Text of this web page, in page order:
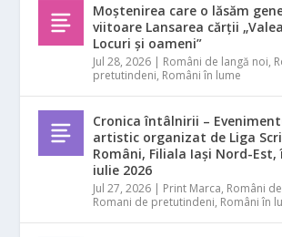
Moștenirea care o lăsăm
viitoare Lansarea cărții
Locuri și oameni”
Jul 28, 2026 | Români de langă noi,
pretutindeni, Români în lume
Cronica întâlnirii –
artistic organizat de Liga
Români, Filiala Iași Nord-
iulie 2026
Jul 27, 2026 | Print Marca, Români
Romani de pretutindeni, Români în